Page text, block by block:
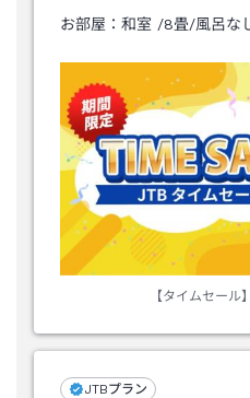
お部屋： 和室 /8畳/風呂な
【タイムセール】
JTBプラン